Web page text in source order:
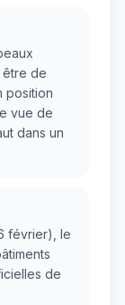
être de
position
vue de
dans un
février), le
de